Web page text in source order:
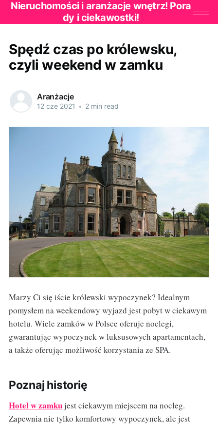
Nieruchomości i aranżacje wnętrz! Pora
dy i ciekawostki!
Spędź czas po królewsku,
czyli weekend w zamku
Aranżacje
12 cze 2021 • 2 min read
Marzy Ci się iście królewski wypoczynek? Idealnym
pomysłem na weekendowy wyjazd jest pobyt w ciekawym
hotelu. Wiele zamków w Polsce oferuje noclegi,
gwarantując wypoczynek w luksusowych apartamentach,
a także oferując możliwość korzystania ze SPA.
Poznaj historię
Hotel w zamkujest ciekawym miejscem na nocleg.
Zapewnia nie tylko komfortowy wypoczynek, ale jest